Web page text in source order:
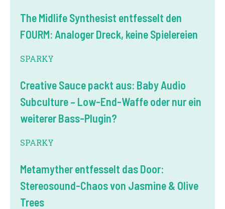
The Midlife Synthesist entfesselt den
FOURM: Analoger Dreck, keine Spielereien
SPARKY
Creative Sauce packt aus: Baby Audio
Subculture – Low-End-Waffe oder nur ein
weiterer Bass-Plugin?
SPARKY
Metamyther entfesselt das Door:
Stereosound-Chaos von Jasmine & Olive
Trees